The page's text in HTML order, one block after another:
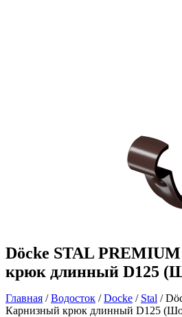
Döcke STAL
крюк длинный D125
Главная /Водосток /Docke / Stal /
Карнизный крюк длинный D125